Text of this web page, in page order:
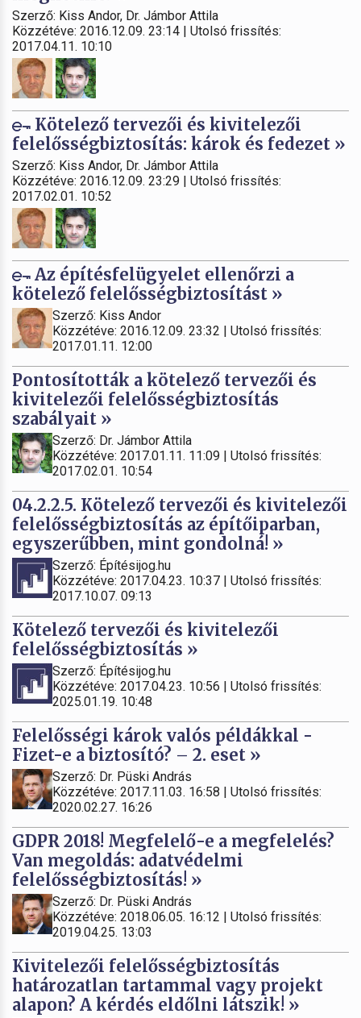
Szerző: Kiss Andor, Dr. Jámbor Attila
Közzétéve: 2016.12.09. 23:14 | Utolsó frissítés:
2017.04.11. 10:10
Kötelező tervezői és kivitelezői
felelősségbiztosítás: károk és fedezet »
Szerző: Kiss Andor, Dr. Jámbor Attila
Közzétéve: 2016.12.09. 23:29 | Utolsó frissítés:
2017.02.01. 10:52
Az építésfelügyelet ellenőrzi a
kötelező felelősségbiztosítást »
Szerző: Kiss Andor
Közzétéve: 2016.12.09. 23:32 | Utolsó frissítés:
2017.01.11. 12:00
Pontosították a kötelező tervezői és
kivitelezői felelősségbiztosítás
szabályait »
Szerző: Dr. Jámbor Attila
Közzétéve: 2017.01.11. 11:09 | Utolsó frissítés:
2017.02.01. 10:54
04.2.2.5. Kötelező tervezői és kivitelezői
felelősségbiztosítás az építőiparban,
egyszerűbben, mint gondolná! »
Szerző: Építésijog.hu
Közzétéve: 2017.04.23. 10:37 | Utolsó frissítés:
2017.10.07. 09:13
Kötelező tervezői és kivitelezői
felelősségbiztosítás »
Szerző: Építésijog.hu
Közzétéve: 2017.04.23. 10:56 | Utolsó frissítés:
2025.01.19. 10:48
Felelősségi károk valós példákkal -
Fizet-e a biztosító? – 2. eset »
Szerző: Dr. Püski András
Közzétéve: 2017.11.03. 16:58 | Utolsó frissítés:
2020.02.27. 16:26
GDPR 2018! Megfelelő-e a megfelelés?
Van megoldás: adatvédelmi
felelősségbiztosítás! »
Szerző: Dr. Püski András
Közzétéve: 2018.06.05. 16:12 | Utolsó frissítés:
2019.04.25. 13:03
Kivitelezői felelősségbiztosítás
határozatlan tartammal vagy projekt
alapon? A kérdés eldőlni látszik! »